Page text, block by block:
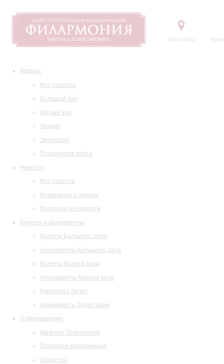
Контакты
Афиша
Все события
Большой зал
Малый зал
Лекции
Экскурсии
Пушкинская карта
Новости
Все новости
Изменения в афише
Подписка на новости
Билеты и абонементы
Билеты Большого зала
Абонементы Большого зала
Билеты Малого зала
Абонементы Малого зала
Как купить билет
Абонементы Музитория
О филармонии
Маэстро Темирканов
Правовая информация
Оркестры